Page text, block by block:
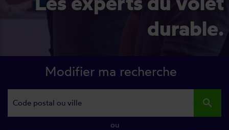
durable.
Modifier ma recherche
search
ou